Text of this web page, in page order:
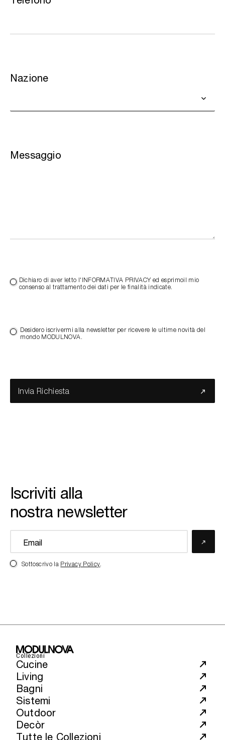
Nazione
Messaggio
Dichiaro di aver letto l'INFORMATIVA PRIVACY ed esprimoil mio
consenso al trattamento dei dati per le finalità indicate.
Desidero iscrivermi alla newsletter per ricevere le ultime novità del
mondo MODULNOVA.
Invia Richiesta
Iscriviti alla
nostra newsletter
Sottoscrivo la Privacy Policy.
Collezioni
Cucine
Living
Bagni
Sistemi
Outdoor
Decòr
Tutte le Collezioni